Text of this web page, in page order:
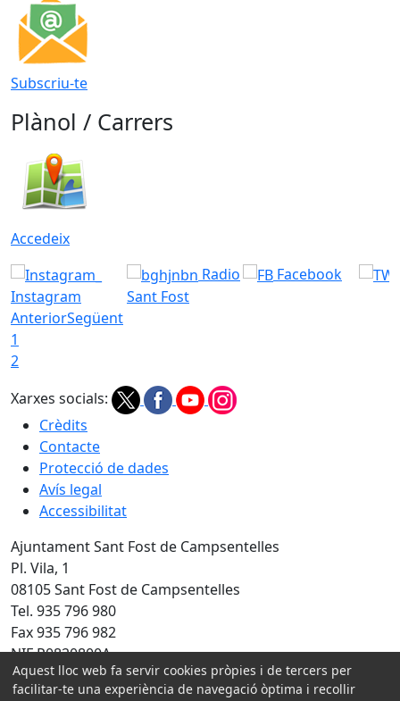
Subscriu-te
Plànol / Carrers
Accedeix
Instagram
Radio
Sant Fost
Facebook
AnteriorSegüent
1
2
Xarxes socials:
Crèdits
Contacte
Protecció de dades
Avís legal
Accessibilitat
Ajuntament Sant Fost de Campsentelles
Pl. Vila, 1
08105 Sant Fost de Campsentelles
Tel. 935 796 980
Fax 935 796 982
NIF P0820800A
Amb la col·laboració de:
Aquest lloc web fa servir cookies pròpies i de tercers per
facilitar-te una experiència de navegació òptima i recollir